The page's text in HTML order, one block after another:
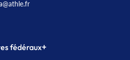
fédéraux+